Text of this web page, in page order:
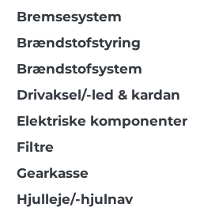
Bremsesystem
Brændstofstyring
Brændstofsystem
Drivaksel/-led & kardan
Elektriske komponenter
Filtre
Gearkasse
Hjulleje/-hjulnav